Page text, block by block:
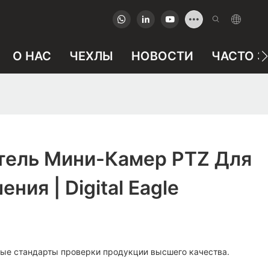
О НАС ЧЕХЛЫ НОВОСТИ ЧАСТО
Мини-Камер PTZ Для
| Digital Eagle
стандарты проверки продукции высшего качества.